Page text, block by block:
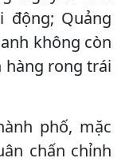
động; Quảng
không còn
hàng rong trái
phố, mặc
chấn chỉnh